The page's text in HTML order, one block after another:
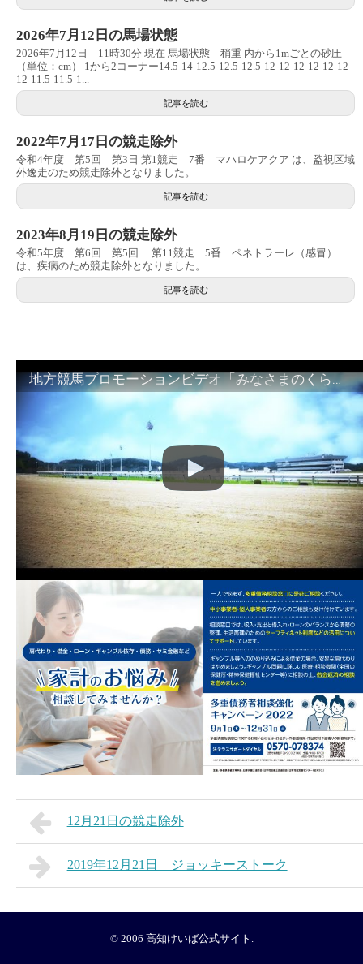
2026年7月12日の馬場状態
2026年7月12日 11時30分 現在 馬場状態 稍重 内から1mごとの砂圧
（単位：cm） 1から2コーナー14.5-14-12.5-12.5-12.5-12-12-12-12-12-12-
12-11.5-11.5-1...
記事を読む
2022年7月17日の競走除外
令和4年度 第5回 第3日 第1競走 7番 マハロケアクア は、監視区域
外逸走のため競走除外となりました。
記事を読む
2023年8月19日の競走除外
令和5年度 第6回 第5回 第11競走 5番 ペネトラーレ（感冒）
は、疾病のため競走除外となりました。
記事を読む
地方競馬プロモーションビデオ「みなさまのくらしのために」30秒篇｜NAR公式
12月21日の競走除外
2019年12月21日 ジョッキーストーク
© 2006 高知けいば公式サイト .